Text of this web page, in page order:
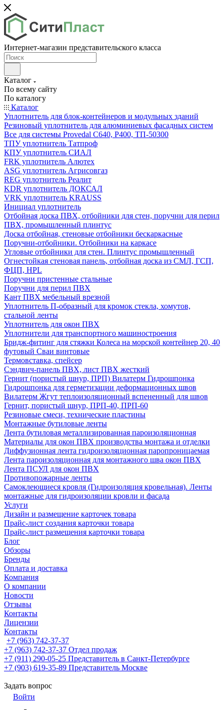
Интернет-магазин представительского класса
Каталог
По всему сайту
По каталогу
Каталог
Уплотнитель для блок-контейнеров и модульных зданий
Резиновый уплотнитель для алюминиевых фасадных систем
Все для системы Provedal С640, Р400, ТП-50300
ТПУ уплотнитель Татпроф
КПУ уплотнитель СИАЛ
FRK уплотнитель Алютех
ASG уплотнитель Агрисовгаз
REG уплотнитель Реалит
KDR уплотнитель ДОКСАЛ
VRK уплотнитель KRAUSS
Инициал уплотнитель
Отбойная доска ПВХ, отбойники для стен, поручни для перил
ПВХ, промышленный плинтус
Доска отбойная, стеновые отбойники бескаркасные
Поручни-отбойники. Отбойники на каркасе
Угловые отбойники для стен. Плинтус промышленный
Огнестойкая стеновая панель, отбойная доска из СМЛ, ГСП,
ФЦП, HPL
Поручни пристенные стальные
Поручни для перил ПВХ
Кант ПВХ мебельный врезной
Уплотнитель П-образный для кромок стекла, хомутов,
стальной ленты
Уплотнитель для окон ПВХ
Уплотнители для транспортного машиностроения
Бридж-фитинг для стяжки Колеса на морской контейнер 20, 40
футовый Сваи винтовые
Термовставка, спейсер
Сэндвич-панель ПВХ, лист ПВХ жесткий
Гернит (пористый шнур, ПРП) Вилатерм Гидрошпонка
Гидрошпонка для герметизации деформационных швов
Вилатерм Жгут теплоизоляционный вспененный для швов
Гернит, пористый шнур, ПРП-40, ПРП-60
Резиновые смеси, технические пластины
Монтажные бутиловые ленты
Лента бутиловая металлизированная пароизоляционная
Материалы для окон ПВХ производства монтажа и отделки
Диффузионная лента гидроизоляционная паропроницаемая
Лента пароизоляционная для монтажного шва окон ПВХ
Лента ПСУЛ для окон ПВХ
Противопожарные ленты
Самоклеющиеся кровля (Гидроизоляция кровельная). Ленты
монтажные для гидроизоляции кровли и фасада
Услуги
Дизайн и размещение карточек товара
Прайс-лист создания карточки товара
Прайс-лист размещения карточки товара
Блог
Обзоры
Бренды
Оплата и доставка
Компания
О компании
Новости
Отзывы
Контакты
Лицензии
Контакты
+7 (963) 742-37-37
+7 (963) 742-37-37 Отдел продаж
+7 (911) 290-05-25 Представитель в Санкт-Петербурге
+7 (903) 619-35-89 Представитель Москве
Задать вопрос
Войти